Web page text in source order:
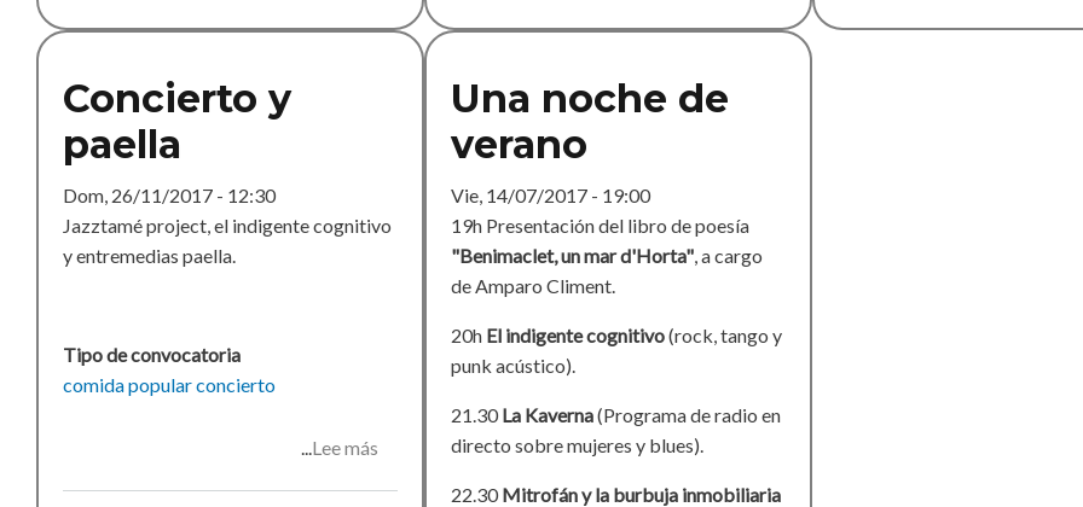
Concierto y
paella
Dom, 26/11/2017 - 12:30
Jazztamé project, el indigente cognitivo
y entremedias paella.
Tipo de convocatoria
comida popularconcierto
Lee más
Una noche de
verano
Vie, 14/07/2017 - 19:00
19h Presentación del libro de poesía
"Benimaclet, un mar d'Horta" , a cargo
de Amparo Climent.
20h El indigente cognitivo(rock, tango y
punk acústico).
21.30La Kaverna(Programa de radio en
directo sobre mujeres y blues).
22.30Mitrofán y la burbuja inmobiliaria